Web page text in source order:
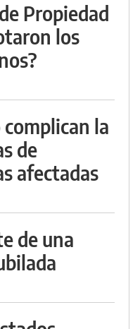
Propiedad
los
la
de
afectadas
de una